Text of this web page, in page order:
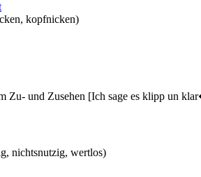
kopfnicken)
Zu- und Zusehen [Ich sage es klipp un
nichtsnutzig, wertlos)